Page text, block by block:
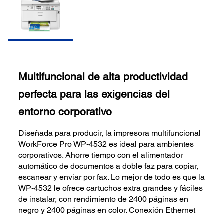
Multifuncional de alta productividad
perfecta para las exigencias del
entorno corporativo
Diseñada para producir, la impresora multifuncional
WorkForce Pro WP-4532 es ideal para ambientes
corporativos. Ahorre tiempo con el alimentador
automático de documentos a doble faz para copiar,
escanear y enviar por fax. Lo mejor de todo es que la
WP-4532 le ofrece cartuchos extra grandes y fáciles
de instalar, con rendimiento de 2400 páginas en
negro y 2400 páginas en color. Conexión Ethernet